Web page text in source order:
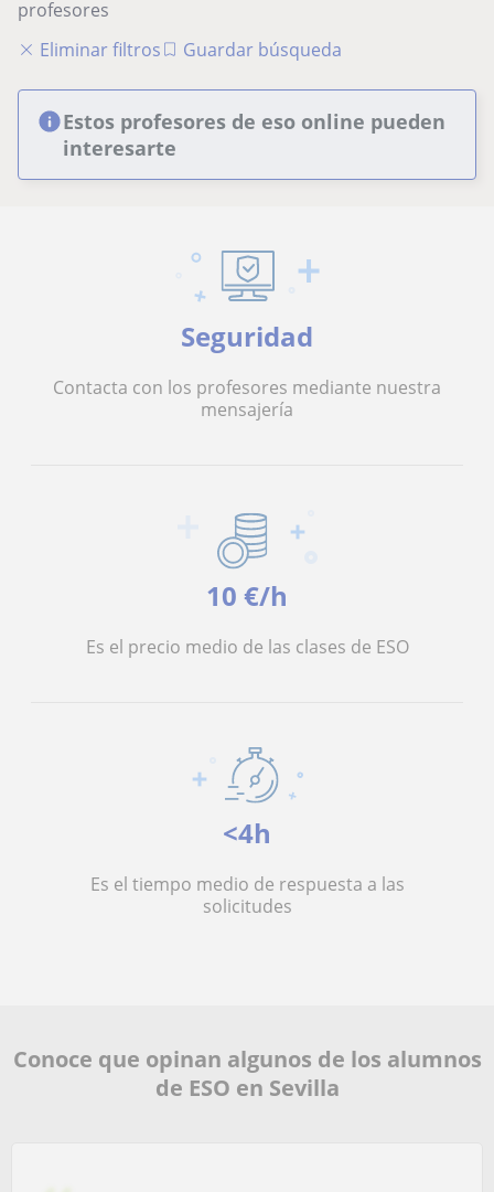
profesores
Eliminar filtros
Guardar búsqueda
Estos profesores de eso online pueden
interesarte
Seguridad
Contacta con los profesores mediante nuestra
mensajería
10 €/h
Es el precio medio de las clases de ESO
<4h
Es el tiempo medio de respuesta a las
solicitudes
Conoce que opinan algunos de los alumnos
de ESO en Sevilla